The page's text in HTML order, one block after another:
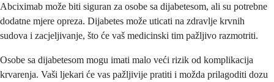
Abciximab može biti siguran za osobe sa dijabetesom, ali su potrebne
dodatne mjere opreza. Dijabetes može uticati na zdravlje krvnih
sudova i zacjeljivanje, što će vaš medicinski tim pažljivo razmotriti.
Osobe sa dijabetesom mogu imati malo veći rizik od komplikacija
krvarenja. Vaši ljekari će vas pažljivije pratiti i možda prilagoditi dozu